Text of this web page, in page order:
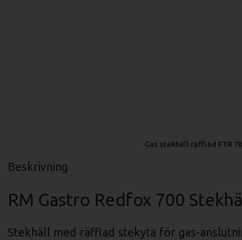
Gas stekhäll räfflad FTR
Beskrivning
RM Gastro Redfox 700
Stekhäll med räfflad stekyta för gas-